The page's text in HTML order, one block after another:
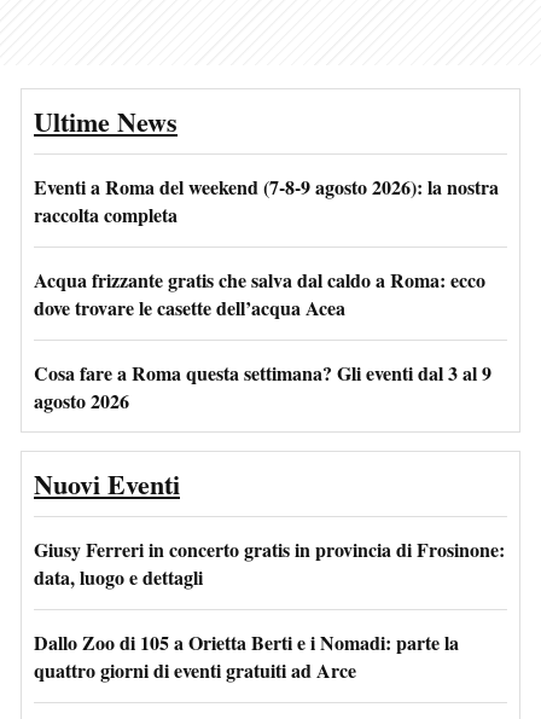
Ultime News
Eventi a Roma del weekend (7-8-9 agosto 2026): la nostra
raccolta completa
Acqua frizzante gratis che salva dal caldo a Roma: ecco
dove trovare le casette dell’acqua Acea
Cosa fare a Roma questa settimana? Gli eventi dal 3 al 9
agosto 2026
Nuovi Eventi
Giusy Ferreri in concerto gratis in provincia di Frosinone:
data, luogo e dettagli
Dallo Zoo di 105 a Orietta Berti e i Nomadi: parte la
quattro giorni di eventi gratuiti ad Arce